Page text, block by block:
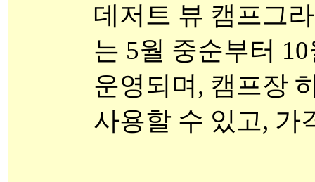
데저트 뷰 캠프그
는 5월 중순부터
운영되며, 캠프장
사용할 수 있고, 가